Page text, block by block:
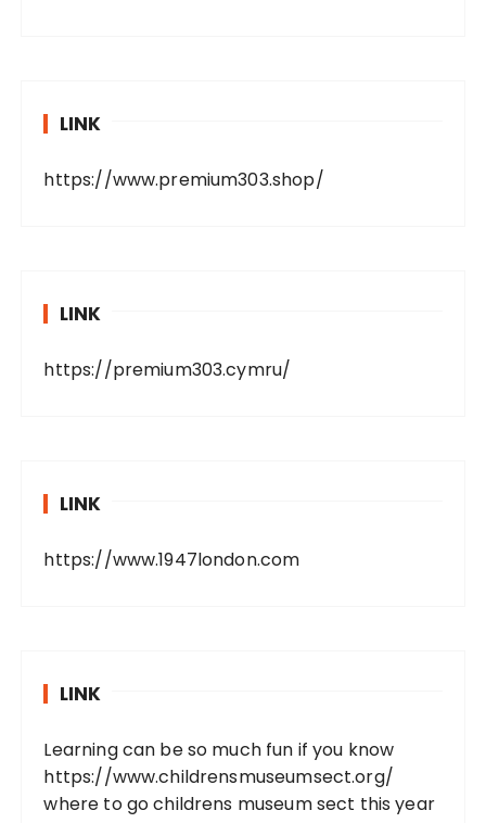
LINK
https://www.premium303.shop/
LINK
https://premium303.cymru/
LINK
https://www.1947london.com
LINK
Learning can be so much fun if you know
https://www.childrensmuseumsect.org/
where to go childrens museum sect this year